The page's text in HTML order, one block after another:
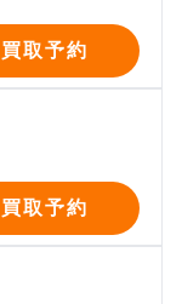
買取予約
買取予約